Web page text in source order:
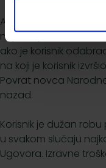
Ako korisnik
najkasnije u roku od
ako je korisnik
na koji je korisnik
Povrat novca
nazad.
Korisnik je dužan
u svakom slučaju
Ugovora. Izravne